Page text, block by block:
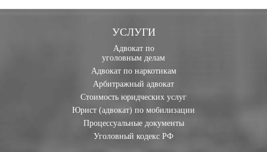
УСЛУГИ
Адвокат по
уголовным делам
Адвокат по наркотикам
Арбитражный адвокат
Стоимость юридческих услуг
Юрист (адвокат) по мобилизации
Процессуальные документы
Уголовный кодекс РФ